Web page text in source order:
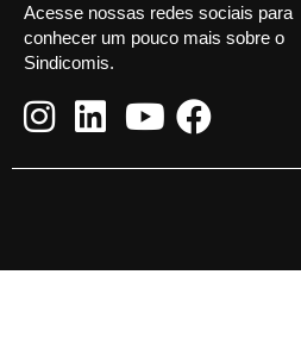
Acesse nossas redes sociais para
conhecer um pouco mais sobre o
Sindicomis.